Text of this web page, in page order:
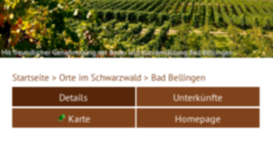
Mit freundlicher Genehmigung der Bade- und Kurverwaltung Bad Bellingen
Startseite > Orte im Schwarzwald > Bad Bellingen
Details
Unterkünfte
Karte
Homepage